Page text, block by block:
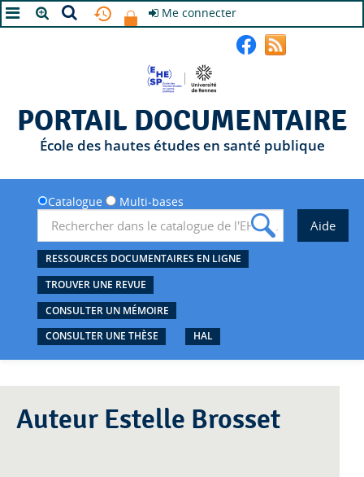
Me connecter
PORTAIL DOCUMENTAIRE
École des hautes études en santé publique
Catalogue Multi-bases
RESSOURCES DOCUMENTAIRES EN LIGNE
TROUVER UNE REVUE
CONSULTER UN MÉMOIRE
CONSULTER UNE THÈSE
HAL
Auteur Estelle Brosset